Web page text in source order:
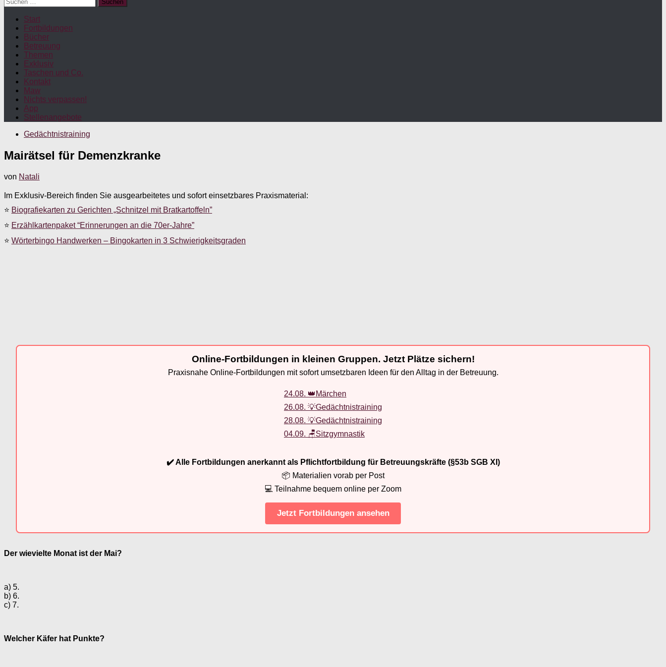
nach:
Start
Fortbildungen
Bücher
Betreuung
Themen
Exklusiv
Taschen und Co.
Kontakt
Maw
Nichts verpassen!
App
Stellenangebote
Gedächtnistraining
Mairätsel für Demenzkranke
von Natali
Im Exklusiv-Bereich finden Sie ausgearbeitetes und sofort einsetzbares Praxismaterial:
⭐ Biografiekarten zu Gerichten „Schnitzel mit Bratkartoffeln”
⭐ Erzählkartenpaket “Erinnerungen an die 70er-Jahre”
⭐ Wörterbingo Handwerken – Bingokarten in 3 Schwierigkeitsgraden
Online-Fortbildungen in kleinen Gruppen. Jetzt Plätze sichern!
Praxisnahe Online-Fortbildungen mit sofort umsetzbaren Ideen für den Alltag in der Betreuung.
24.08. 👑Märchen
26.08. 💡Gedächtnistraining
28.08. 💡Gedächtnistraining
04.09. 🪑Sitzgymnastik
✔️ Alle Fortbildungen anerkannt als Pflichtfortbildung für Betreuungskräfte (§53b SGB XI)
📦 Materialien vorab per Post
💻 Teilnahme bequem online per Zoom
Jetzt Fortbildungen ansehen
Der wievielte Monat ist der Mai?
a) 5.
b) 6.
c) 7.
Welcher Käfer hat Punkte?